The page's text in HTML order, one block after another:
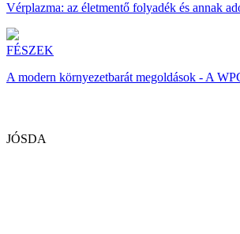
Vérplazma: az életmentő folyadék és annak
FÉSZEK
A modern környezetbarát megoldások - A
JÓSDA